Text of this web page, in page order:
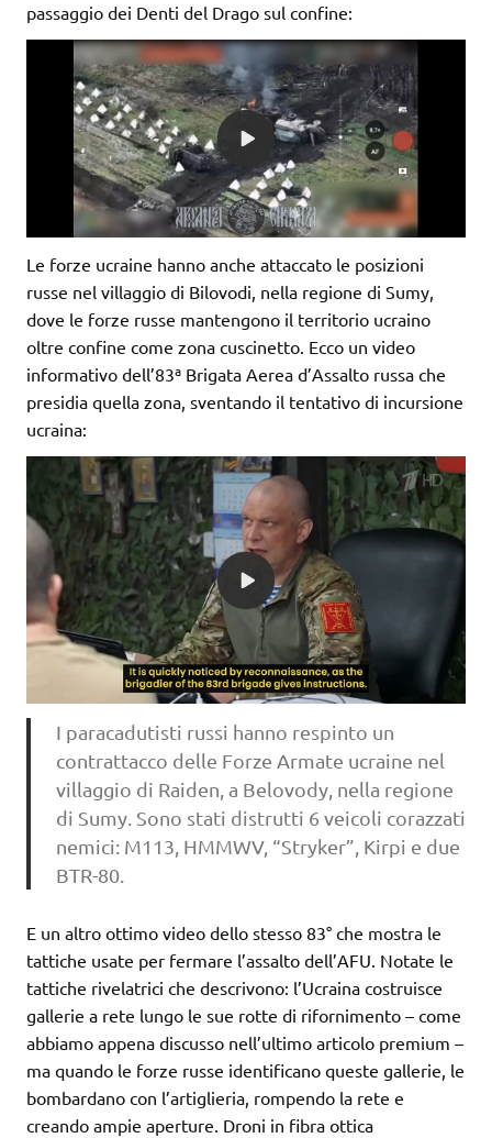
passaggio dei Denti del Drago sul confine:
Le forze ucraine hanno anche attaccato le posizioni
russe nel villaggio di Bilovodi, nella regione di Sumy,
dove le forze russe mantengono il territorio ucraino
oltre confine come zona cuscinetto. Ecco un video
informativo dell’83ª Brigata Aerea d’Assalto russa che
presidia quella zona, sventando il tentativo di incursione
ucraina:
I paracadutisti russi hanno respinto un
contrattacco delle Forze Armate ucraine nel
villaggio di Raiden, a Belovody, nella regione
di Sumy. Sono stati distrutti 6 veicoli corazzati
nemici: M113, HMMWV, “Stryker”, Kirpi e due
BTR-80.
E un altro ottimo video dello stesso 83° che mostra le
tattiche usate per fermare l’assalto dell’AFU. Notate le
tattiche rivelatrici che descrivono: l’Ucraina costruisce
gallerie a rete lungo le sue rotte di rifornimento – come
abbiamo appena discusso nell’ultimo articolo premium –
ma quando le forze russe identificano queste gallerie, le
bombardano con l’artiglieria, rompendo la rete e
creando ampie aperture. Droni in fibra ottica